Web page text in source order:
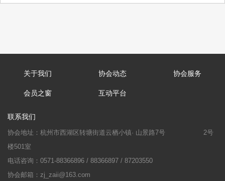
关于我们 协会动态 协会服务
会员之窗 互动平台
联系我们
协会地址：杭州市西湖区转塘街道云栖小镇· 山景路7号
2号
楼501室
电话咨询：0571-88366896 / 88366897 / 87203550
协会邮箱：zj_zaii@163.com